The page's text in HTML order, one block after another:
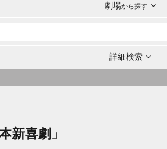
劇場から探す
詳細検索
新喜劇」